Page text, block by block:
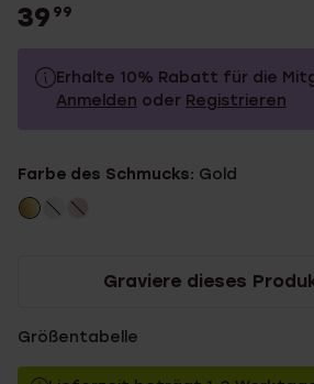
39 99
Erhalte 10% Rabatt für die
Anmelden oder Registrieren
Ohne Mitgliederrabatt
Farbe des Schmucks: Gold
Graviere dieses
Größentabelle